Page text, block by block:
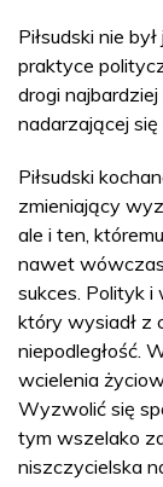
Piłsudski nie
praktyce
drogi
nadarzającej się
Piłsudski
zmieniający
ale i ten,
nawet
sukces. Polityk
który wysiadł z
niepodległość.
wcielenia
Wyzwolić się
tym wszelako
niszczycielska